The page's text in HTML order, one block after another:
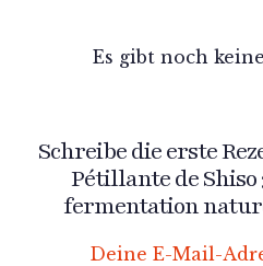
Es gibt noch
Schreibe die erste
Pétillante de Shiso
fermentation
Deine E-Mail-